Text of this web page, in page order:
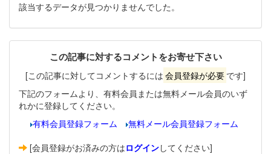
該当するデータが見つかりませんでした。
この記事に対するコメントをお寄せ下さい
[この記事に対してコメントするには 会員登録が必要 です]
下記のフォームより、有料会員または無料メール会員のいず
れかに登録してください。
有料会員登録フォーム
無料メール会員登録フォーム
[会員登録がお済みの方はログインしてください]